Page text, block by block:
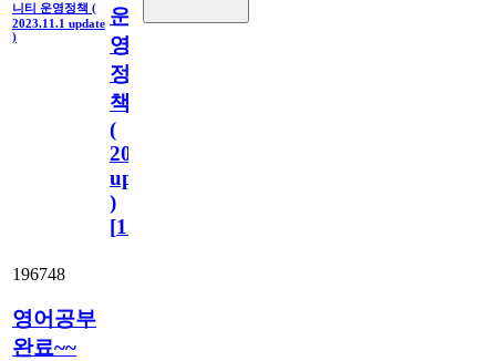
니티 운영정책 (
2023.11.1 update
)
운
영
정
책
(
2023.11.1
update
)
[110
196748
영어공부
완료~~